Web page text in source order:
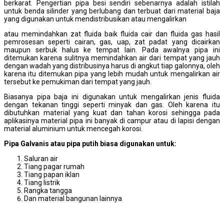
berkarat. Pengertian pipa besi sendiri sebenarnya adalah istilah
untuk benda silinder yang berlubang dan terbuat dari material baja
yang digunakan untuk mendistribusikan atau mengalirkan
atau memindahkan zat fluida baik fluida cair dan fluida gas hasil
pemrosesan seperti cairan, gas, uap, zat padat yang dicairkan
maupun serbuk halus ke tempat lain. Pada awalnya pipa ini
ditemukan karena sulitnya memindahkan air dari tempat yang jauh
dengan wadah yang distribusinya harus di angkut tiap galonnya, oleh
karena itu ditemukan pipa yang lebih mudah untuk mengalirkan air
tersebut ke pemukiman dari tempat yang jauh.
Biasanya pipa baja ini digunakan untuk mengalirkan jenis fluida
dengan tekanan tinggi seperti minyak dan gas. Oleh karena itu
dibutuhkan material yang kuat dan tahan korosi sehingga pada
aplikasinya material pipa ini banyak di campur atau di lapisi dengan
material aluminium untuk mencegah korosi.
Pipa Galvanis atau pipa putih biasa digunakan untuk:
Saluran air
Tiang pagar rumah
Tiang papan iklan
Tiang listrik
Rangka tangga
Dan material bangunan lainnya